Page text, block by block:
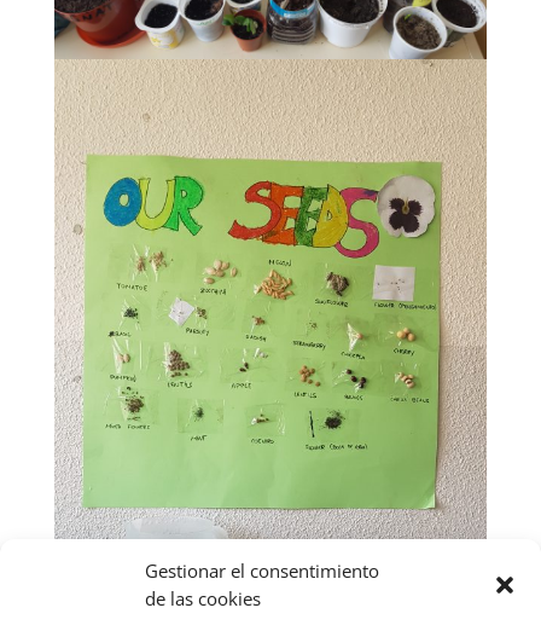
Gestionar el consentimiento
de las cookies